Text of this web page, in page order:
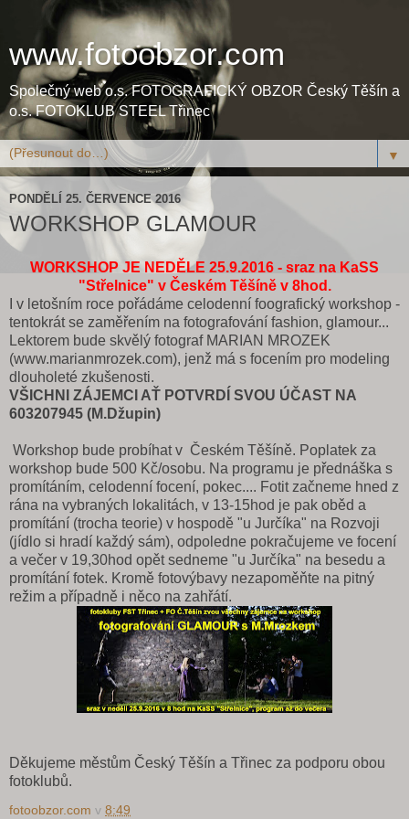
www.fotoobzor.com
Společný web o.s. FOTOGRAFICKÝ OBZOR Český Těšín a
o.s. FOTOKLUB STEEL Třinec
▼
PONDĚLÍ 25. ČERVENCE 2016
WORKSHOP GLAMOUR
WORKSHOP JE NEDĚLE 25.9.2016 - sraz na KaSS
"Střelnice" v Českém Těšíně v 8hod.
I v letošním roce pořádáme celodenní foografický workshop -
tentokrát se zaměřením na fotografování fashion, glamour...
Lektorem bude skvělý fotograf MARIAN MROZEK
(www.marianmrozek.com), jenž má s focením pro modeling
dlouholeté zkušenosti.
VŠICHNI ZÁJEMCI AŤ POTVRDÍ SVOU ÚČAST NA
603207945 (M.Džupin)
Workshop bude probíhat v Českém Těšíně. Poplatek za
workshop bude 500 Kč/osobu. Na programu je přednáška s
promítáním, celodenní focení, pokec.... Fotit začneme hned z
rána na vybraných lokalitách, v 13-15hod je pak oběd a
promítání (trocha teorie) v hospodě "u Jurčíka" na Rozvoji
(jídlo si hradí každý sám), odpoledne pokračujeme ve focení
a večer v 19,30hod opět sedneme "u Jurčíka" na besedu a
promítání fotek. Kromě fotovýbavy nezapoměňte na pitný
režim a případně i něco na zahřátí.
Děkujeme městům Český Těšín a Třinec za podporu obou
fotoklubů.
fotoobzor.com v 8:49